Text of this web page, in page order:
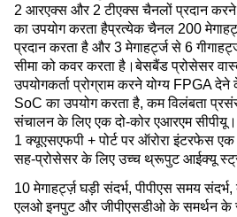
2 आरएक्स और 2 टीएक्स चैनलों प्रदान
का उपयोग करता हैप्रत्येक चैनल 200
प्रदान करता है और 3 मेगाहर्ट्ज से 6
सीमा को कवर करता है।बेसबैंड प्रोसेसर
उपयोगकर्ता प्रोग्राम करने योग्य FPGA
SoC का उपयोग करता है, कम विलंबता
संचालन के लिए एक दो-कोर एआरएम
1 क्यूएसएफपी + पोर्ट पर ऑरोरा इंटरफेस एक
सह-प्रोसेसर के लिए उच्च थ्रूपुट आईक्यू
10 मेगाहर्ट्ज़ घड़ी संदर्भ, पीपीएस समय
एलओ इनपुट और जीपीएसडीओ के समर्थन के